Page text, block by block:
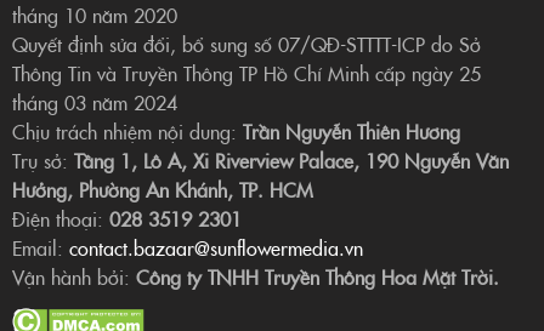
tháng 10 năm 2020
Quyết định sửa đổi, bổ sung số 07/QĐ-STTTT-ICP do Sở
Thông Tin và Truyền Thông TP Hồ Chí Minh cấp ngày 25
tháng 03 năm 2024
Chịu trách nhiệm nội dung: Trần Nguyễn Thiên Hương
Trụ sở: Tầng 1, Lô A, Xi Riverview Palace, 190 Nguyễn Văn
Hưởng, Phường An Khánh, TP. HCM
Điện thoại: 028 3519 2301
Email: contact.bazaar@sunflowermedia.vn
Vận hành bởi: Công ty TNHH Truyền Thông Hoa Mặt Trời.